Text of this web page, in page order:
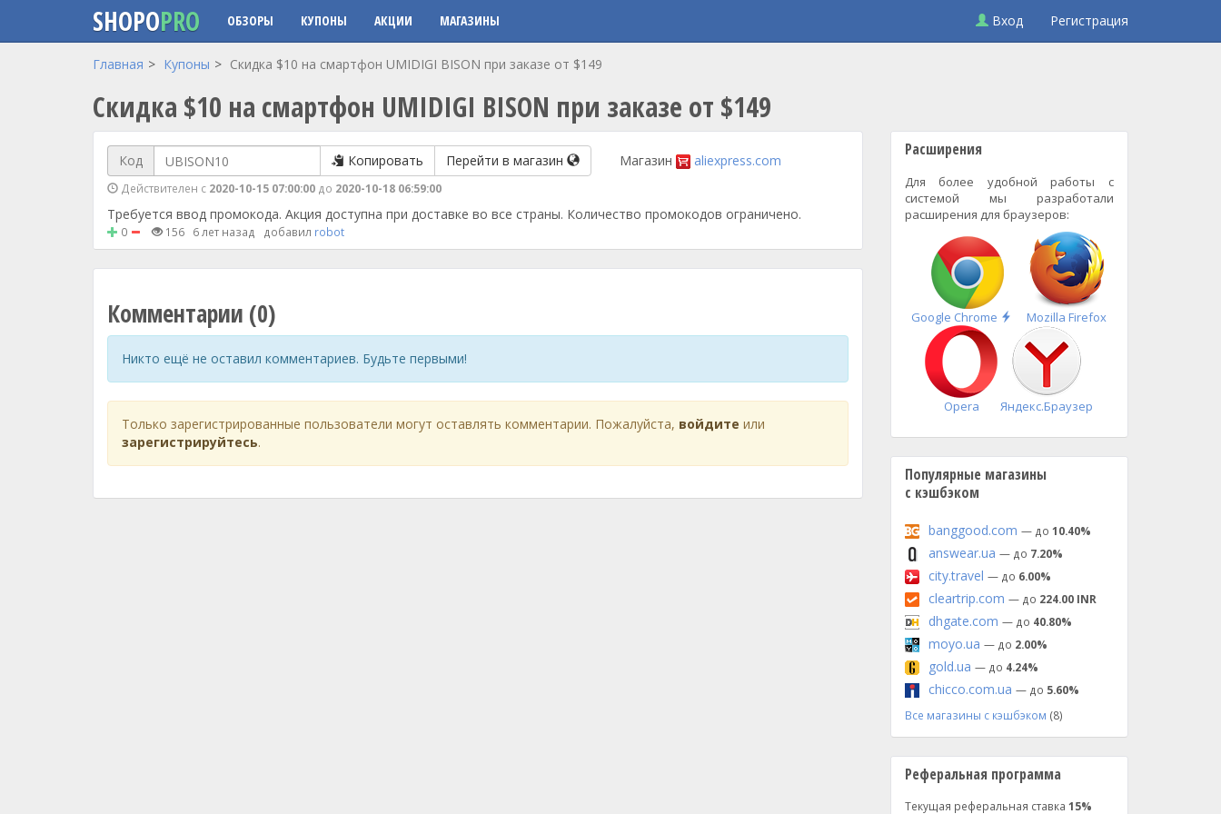
Перейти к основному содержанию
SHOPOPRO ОБЗОРЫ КУПОНЫ АКЦИИ МАГАЗИНЫ Вход Регистрация
Главная Купоны Скидка $10 на смартфон UMIDIGI BISON при заказе от $149
Скидка $10 на смартфон UMIDIGI BISON при заказе от $149
Код Копировать Перейти в магазин
Действителен с 2020-10-15 07:00:00 до 2020-10-18 06:59:00
Магазин aliexpress.com
Требуется ввод промокода. Акция доступна при доставке во все страны. Количество промокодов ограничено.
0 156 6 лет назад добавил robot
Комментарии (0)
Никто ещё не оставил комментариев. Будьте первыми!
Только зарегистрированные пользователи могут оставлять комментарии. Пожалуйста, войдите или
зарегистрируйтесь.
Расширения
Для более удобной работы с
системой мы разработали
расширения для браузеров:
Google Chrome
Быстрая
установка
Mozilla Firefox
Opera Яндекс.Браузер
Популярные магазины
с кэшбэком
banggood.com — до 10.40%
answear.ua — до 7.20%
city.travel — до 6.00%
cleartrip.com — до 224.00 INR
dhgate.com — до 40.80%
moyo.ua — до 2.00%
gold.ua — до 4.24%
chicco.com.ua — до 5.60%
Все магазины с кэшбэком (8)
Реферальная программа
Текущая реферальная ставка 15%